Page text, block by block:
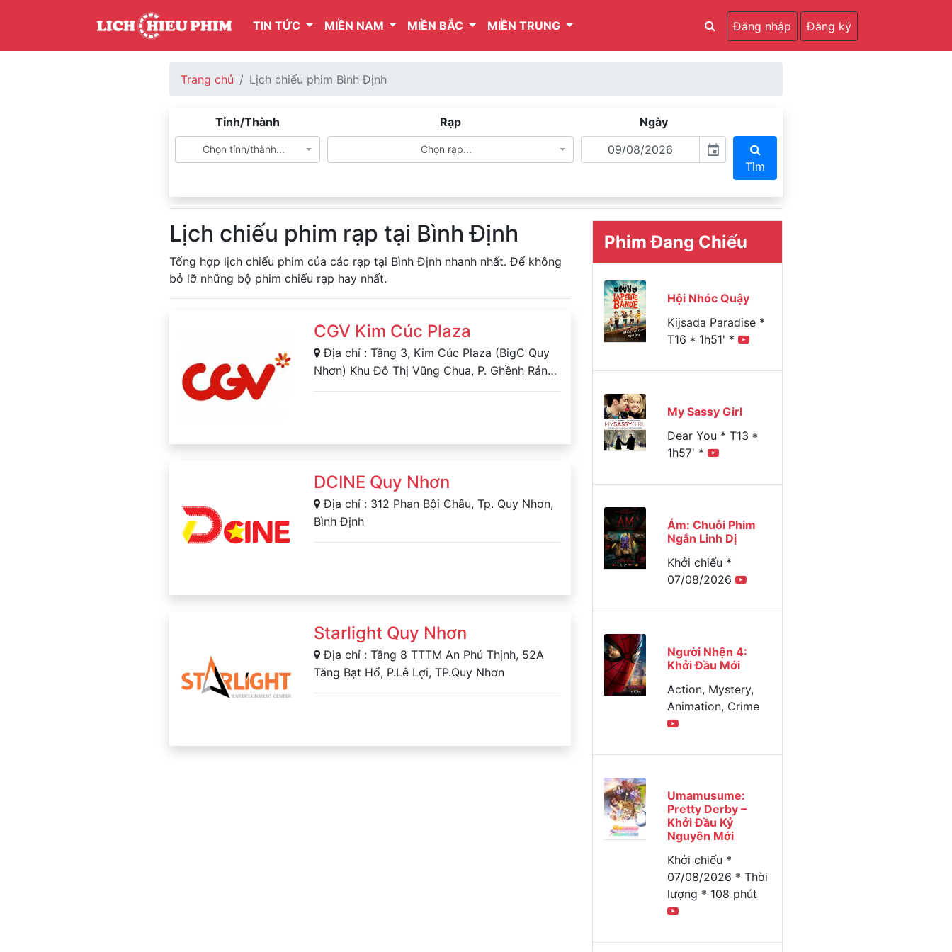
TIN TỨC MIỀN NAM MIỀN BẮC MIỀN TRUNG Đăng nhập Đăng ký
Trang chủ Lịch chiếu phim Bình Định
Tỉnh/Thành
Chọn tỉnh/thành...
Rạp
Chọn rạp...
Ngày
event
Tìm
Lịch chiếu phim rạp tại Bình Định
Tổng hợp lịch chiếu phim của các rạp tại Bình Định nhanh nhất. Để không
bỏ lỡ những bộ phim chiếu rạp hay nhất.
CGV Kim Cúc Plaza
Địa chỉ : Tầng 3, Kim Cúc Plaza (BigC Quy
Nhơn) Khu Đô Thị Vũng Chua, P. Ghềnh Ráng,
Tp. Quy Nhơn
DCINE Quy Nhơn
Địa chỉ : 312 Phan Bội Châu, Tp. Quy Nhơn,
Bình Định
Starlight Quy Nhơn
Địa chỉ : Tầng 8 TTTM An Phú Thịnh, 52A
Tăng Bạt Hổ, P.Lê Lợi, TP.Quy Nhơn
Phim Đang Chiếu
Hội Nhóc Quậy
Kijsada Paradise *
T16 * 1h51' *
My Sassy Girl
Dear You * T13 *
1h57' *
Ám: Chuỗi Phim
Ngắn Linh Dị
Khởi chiếu *
07/08/2026
Người Nhện 4:
Khởi Đầu Mới
Action, Mystery,
Animation, Crime
Umamusume:
Pretty Derby –
Khởi Đầu Kỷ
Nguyên Mới
Khởi chiếu *
07/08/2026 * Thời
lượng * 108 phút